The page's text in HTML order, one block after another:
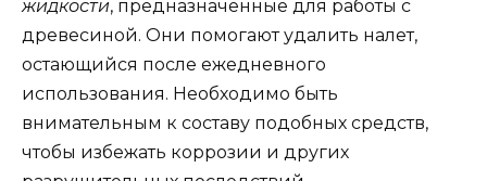
жидкости, предназначенные для работы с
древесиной. Они помогают удалить налет,
остающийся после ежедневного
использования. Необходимо быть
внимательным к составу подобных средств,
чтобы избежать коррозии и других